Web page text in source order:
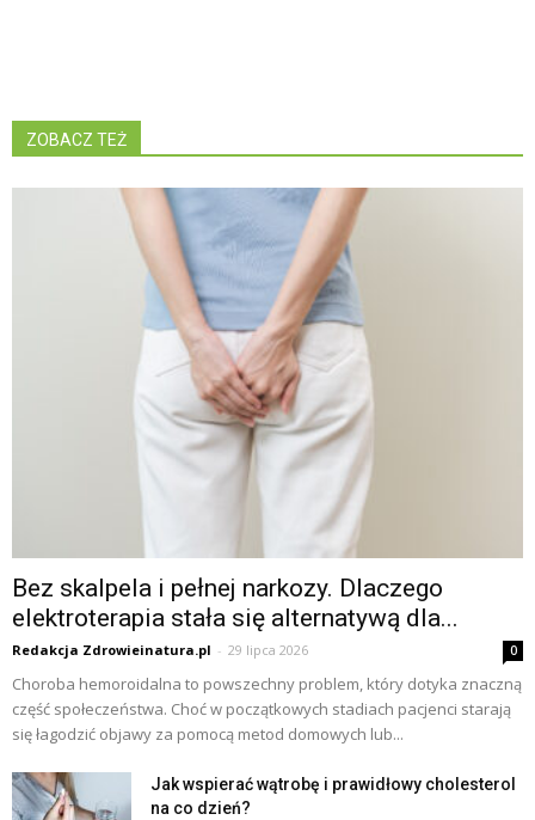
ZOBACZ TEŻ
Bez skalpela i pełnej narkozy. Dlaczego
elektroterapia stała się alternatywą dla...
Redakcja Zdrowieinatura.pl - 29 lipca 2026 0
Choroba hemoroidalna to powszechny problem, który dotyka znaczną
część społeczeństwa. Choć w początkowych stadiach pacjenci starają
się łagodzić objawy za pomocą metod domowych lub...
Jak wspierać wątrobę i prawidłowy cholesterol
na co dzień?